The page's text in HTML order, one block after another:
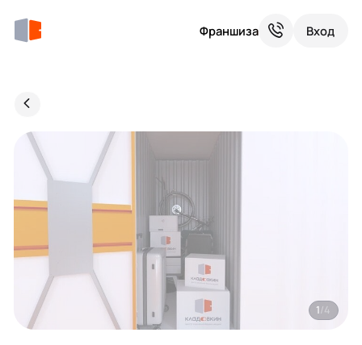
Франшиза Вход
1/4